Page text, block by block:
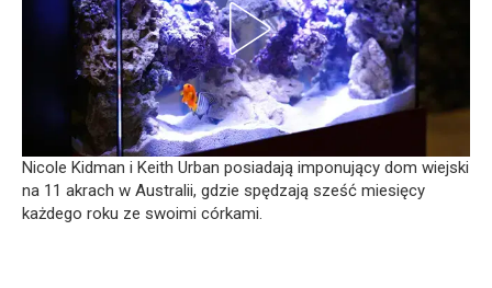
Nicole Kidman i Keith Urban posiadają imponujący dom wiejski
na 11 akrach w Australii, gdzie spędzają sześć miesięcy
każdego roku ze swoimi córkami.